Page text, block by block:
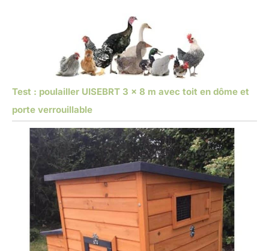
Test : poulailler UISEBRT 3 x 8 m avec toit en dôme et
porte verrouillable